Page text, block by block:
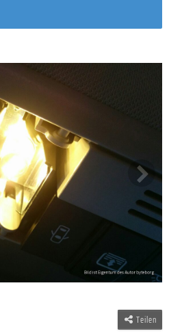
Teilen